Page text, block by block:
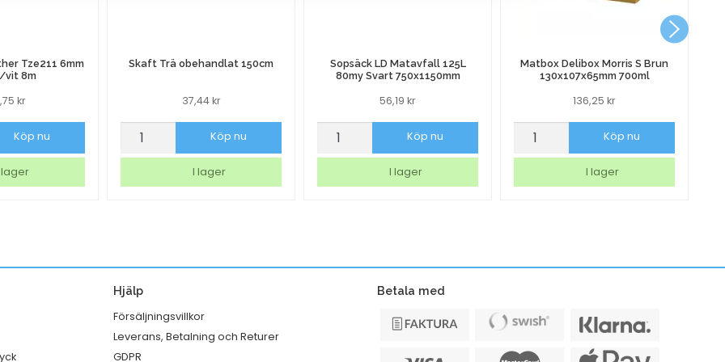
Tze211 6mm
vit 8m
kr
Köp nu
lager
Skaft Trä obehandlat 150cm
37,44kr
Skaft
obehandlat
150cm
Köp nu
I lager
Sopsäck LD Matavfall 125L
80my Svart 750x1150mm
56,19kr
Sopsäck
125L
mängd
Köp nu
I lager
Matbox Delibox Morris S Brun
130x107x65mm 700ml
136,25kr
Matbox
S
mängd
Köp nu
I lager
Hjälp
Försäljningsvillkor
Leverans, Betalning och Returer
GDPR
Betala med